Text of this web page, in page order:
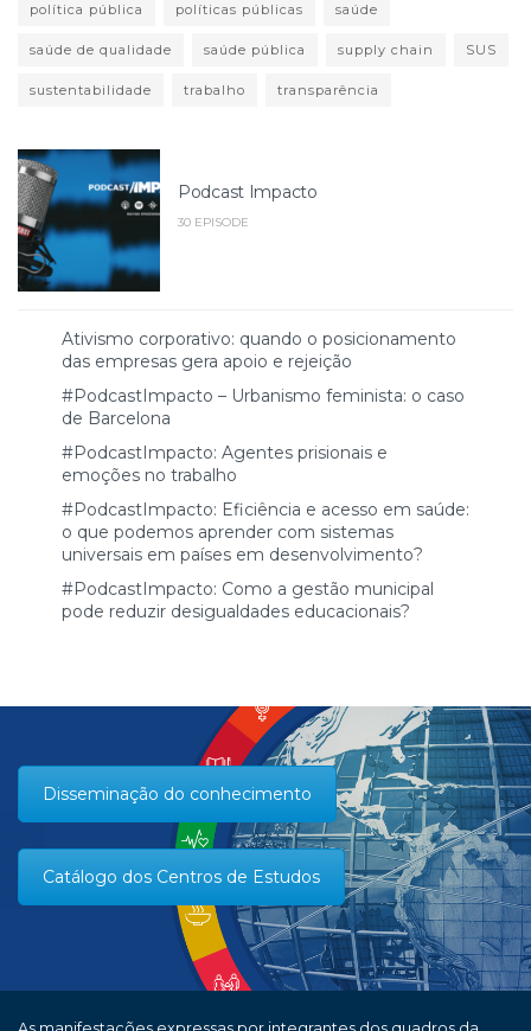
política pública políticas públicas saúde
saúde de qualidade saúde pública supply chain SUS
sustentabilidade trabalho transparência
Podcast Impacto
30 EPISODE
Ativismo corporativo: quando o posicionamento
das empresas gera apoio e rejeição
#PodcastImpacto – Urbanismo feminista: o caso
de Barcelona
#PodcastImpacto: Agentes prisionais e
emoções no trabalho
#PodcastImpacto: Eficiência e acesso em saúde:
o que podemos aprender com sistemas
universais em países em desenvolvimento?
#PodcastImpacto: Como a gestão municipal
pode reduzir desigualdades educacionais?
Disseminação do conhecimento
Catálogo dos Centros de Estudos